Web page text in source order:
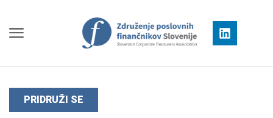
PRIDRUŽI SE